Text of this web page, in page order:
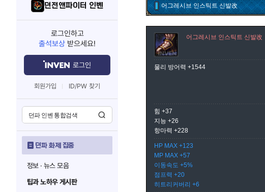
던전앤파이터 인벤
로그인하고
출석보상 받으세요!
로그인
회원가입 ID/PW 찾기
던파 화제 집중
정보 · 뉴스 모음
팁과 노하우 게시판
어그레시브 인스틱트 신발改
어그레시브 인스틱트 신발改
물리 방어력 +1544
힘 +37
지능 +26
항마력 +228
HP MAX +123
MP MAX +57
이동속도 +5%
점프력 +20
히트리커버리 +6